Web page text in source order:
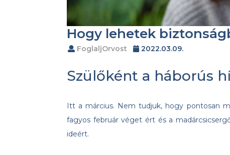
Hogy lehetek
FoglaljOrvost 2022.03.09.
Szülőként a háborús
Itt a március. Nem tudjuk, hogy pontosan
fagyos február véget ért és a
ideért.